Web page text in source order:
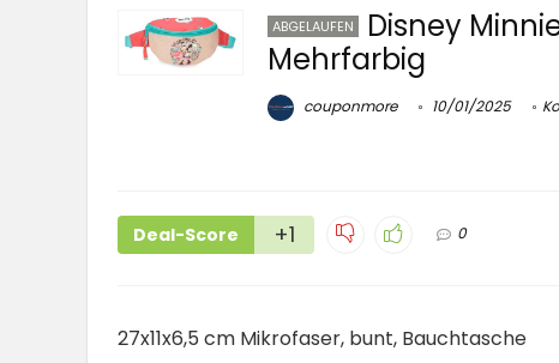
ABGELAUFEN
Disney
Mehrfarbig
couponmore 10/01/2025
Deal-Score +1 0
27x11x6,5 cm Mikrofaser, bunt, Bauchtasche